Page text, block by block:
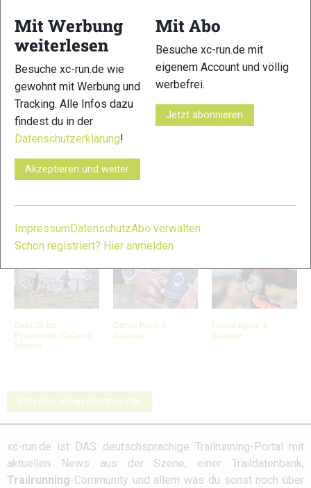
5 6
Dare2b im
Praxistest: Galerie
Shorts
Coros Pace 4:
Galerie
Coros Apex 4:
Galerie
Schreibe einen Kommentar
xc-run.de ist DAS deutschsprachige Trailrunning-Portal mit
aktuellen News aus der Szene, einer Traildatenbank,
Trailrunning-Community und allem was du sonst noch über
Mit Werbung
weiterlesen
Besuche xc-run.de wie
gewohnt mit Werbung und
Tracking. Alle Infos dazu
findest du in der
Datenschutzerklärung!
Akzeptieren und weiter
Mit Abo
Besuche xc-run.de mit
eigenem Account und völlig
werbefrei.
Jetzt abonnieren
ImpressumDatenschutzAbo verwalten
Schon registriert? Hier anmelden